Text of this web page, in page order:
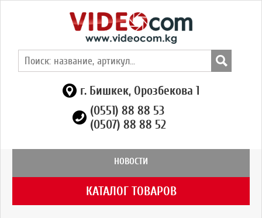
г. Бишкек, Орозбекова 1
(0551) 88 88 53
(0507) 88 88 52
НОВОСТИ
КАТАЛОГ ТОВАРОВ